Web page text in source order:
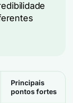
Principais
pontos fortes